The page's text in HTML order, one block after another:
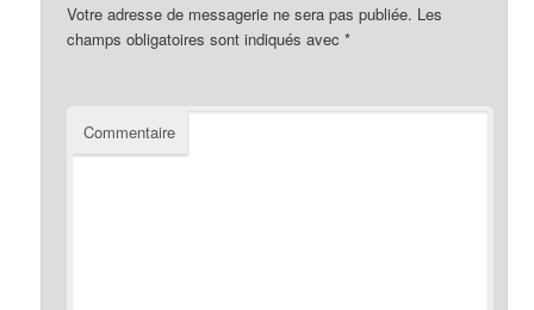
Votre adresse de messagerie ne sera pas publiée. Les
champs obligatoires sont indiqués avec*
Commentaire